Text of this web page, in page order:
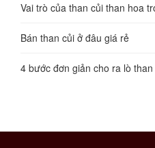
Vai trò của than củi than hoa
Bán than củi ở đâu giá rẻ
4 bước đơn giản cho ra lò